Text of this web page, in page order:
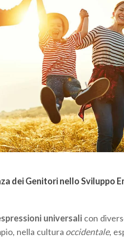
dei Genitori nello Sviluppo
universali con
nella cultura occidentale,